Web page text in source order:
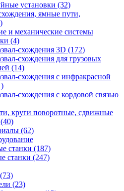
установки (32)
ямные пути,
и механические системы
(4)
схождения 3D (172)
схождения для грузовых
(14)
схождения с инфракрасной
схождения с кордовой связью
круги поворотные, сдвижные
(40)
(62)
станки (187)
станки (247)
(73)
(23)